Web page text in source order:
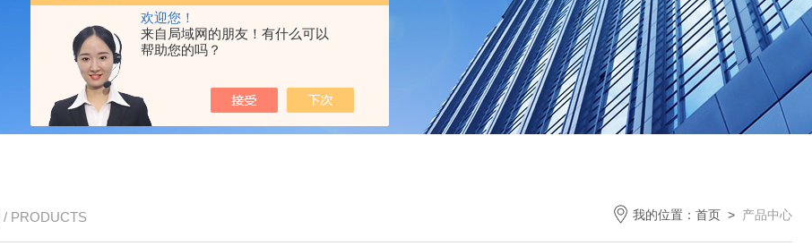
欢迎您！
来自局域网的朋友！有什么可以
帮助您的吗？
/ PRODUCTS 我的位置： 首页 > 产品中心